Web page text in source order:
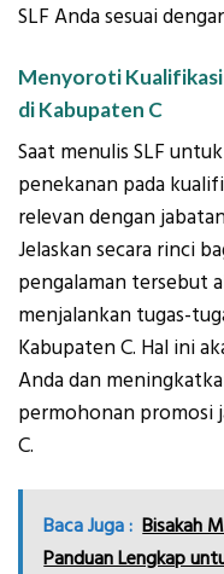
SLF Anda sesuai
Menyoroti Kualifikasi
di Kabupaten C
Saat menulis SLF
penekanan pada
relevan dengan
Jelaskan secara rinci
pengalaman tersebut
menjalankan tugas-
Kabupaten C. Hal ini
Anda dan
permohonan promosi
C.
Baca Juga : Bisakah
Panduan Lengkap